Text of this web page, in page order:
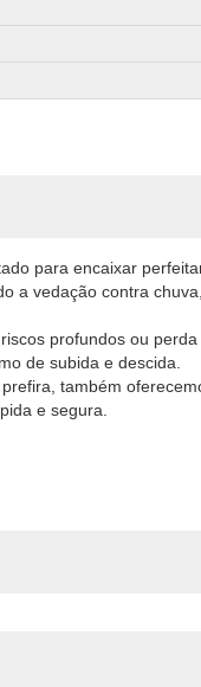
para encaixar
a vedação contra
profundos ou perda
de subida e descida.
prefira, também
e segura.